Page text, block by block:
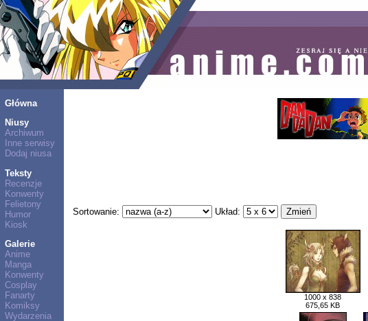
Główna
Niusy
Archiwum
Inne serwisy
Dodaj niusa
Teksty
Recenzje
Konwenty
Felietony
Humor
Kiosk
Galerie
Anime
Manga
Konwenty
Cosplay
Fanarty
Komiksy
Wydarzenia
Sortowanie: Układ:
1000 x 838
675,65 KB